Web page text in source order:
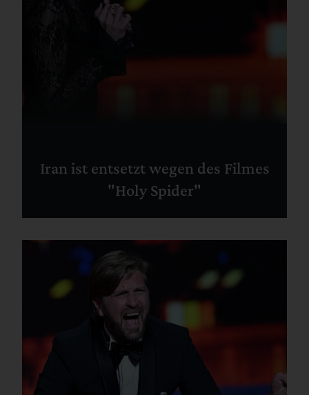
Iran ist entsetzt wegen des Filmes
"Holy Spider"